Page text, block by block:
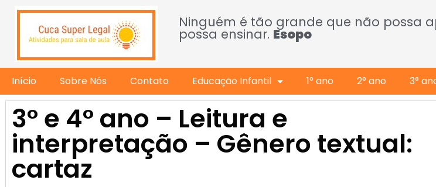
Ninguém é tão grande que não possa
possa ensinar. Esopo
Início Sobre Nós Contato Educação Infantil 1° ano 2° ano 3°
3° e 4° ano – Leitura e
interpretação – Gênero textual:
cartaz